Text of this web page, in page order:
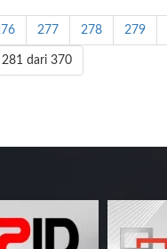
277 278 279
281 dari 370